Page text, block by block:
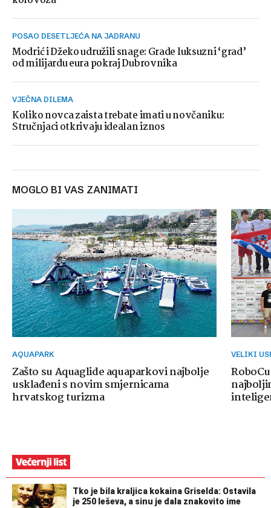
POSAO DESETLJEĆA NA JADRANU
Modrić i Džeko udružili snage: Grade luksuzni ‘grad’
od milijardu eura pokraj Dubrovnika
VJEČNA DILEMA
Koliko novca zaista trebate imati u novčaniku:
Stručnjaci otkrivaju idealan iznos
MOGLO BI VAS ZANIMATI
AQUAPARK
Zašto su Aquaglide aquaparkovi najbolje
usklađeni s novim smjernicama
hrvatskog turizma
VELIKI